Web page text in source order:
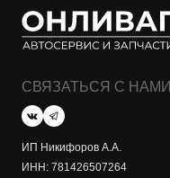
СВЯЗАТЬСЯ С НАМИ
ИП Никифоров А.А.
ИНН: 781426507264